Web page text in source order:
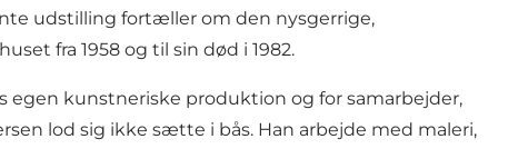
udstilling fortæller om den nysgerrige,
fra 1958 og til sin død i 1982.
egen kunstneriske produktion og for samarbejder,
lod sig ikke sætte i bås. Han arbejde med maleri,